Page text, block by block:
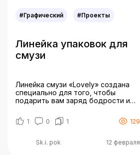
#Графический #Проекты
Линейка упаковок для
смузи
Линейка смузи «Lovely» создана
специально для того, чтобы
подарить вам заряд бодрости и
день. Мы сделали милые парные
упаковки для того, чтобы ваша
вдохновиться пользой нашего
1 0 1 129
Sk.i. pok 12 февраля